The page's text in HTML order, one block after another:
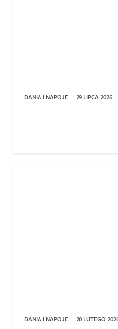
DANIA I NAPOJE 29 LIPCA 2026
DANIA I NAPOJE 20 LUTEGO